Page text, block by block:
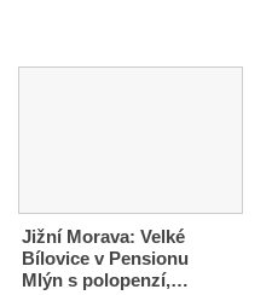
Jižní Morava: Velké
Bílovice v Pensionu
Mlýn s polopenzí,…